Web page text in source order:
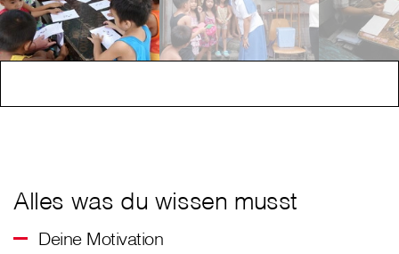
Alles was du wissen musst
Deine Motivation